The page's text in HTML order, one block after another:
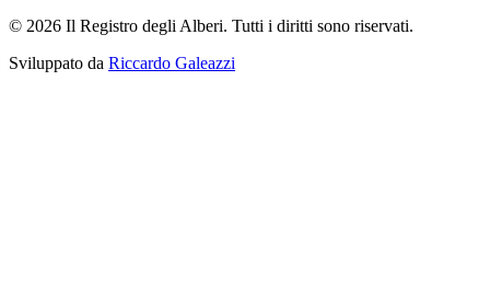
© 2026 Il Registro degli Alberi. Tutti i diritti sono riservati.
Sviluppato da Riccardo Galeazzi